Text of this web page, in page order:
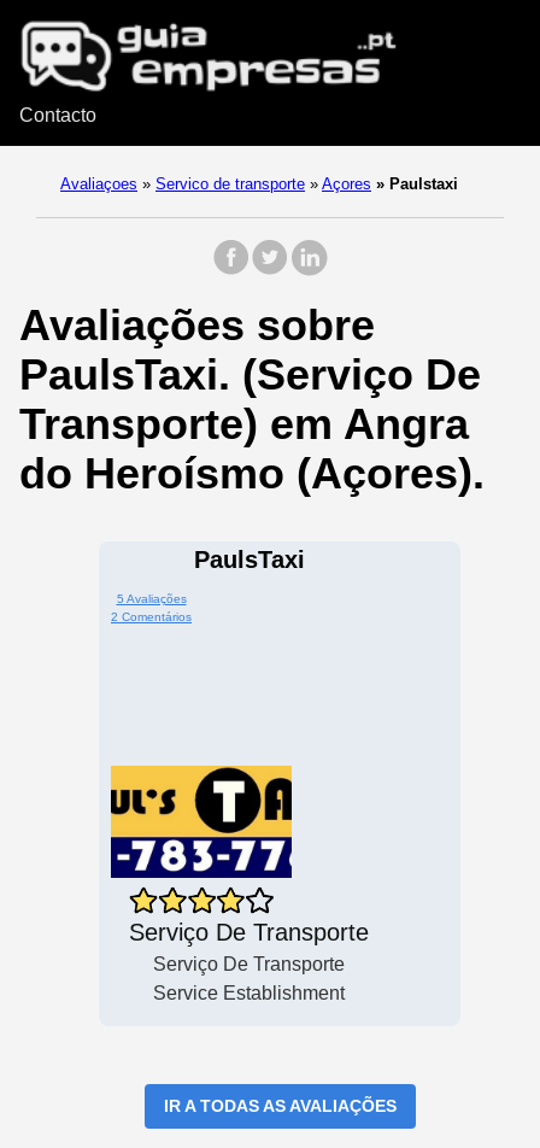
Contacto
Avaliaçoes » Servico de transporte » Açores » Paulstaxi
Avaliações sobre
PaulsTaxi. (Serviço De
Transporte) em Angra
do Heroísmo (Açores).
PaulsTaxi
5 Avaliações
2 Comentários
Serviço De Transporte
Serviço De Transporte
Service Establishment
IR A TODAS AS AVALIAÇÕES